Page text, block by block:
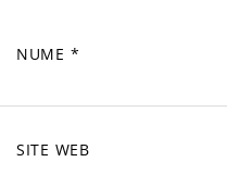
NUME *
SITE WEB